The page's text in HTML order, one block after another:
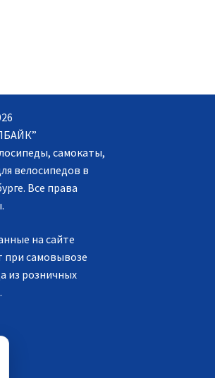
самокаты,
велосипедов в
Все права
на сайте
при самовывозе
из розничных